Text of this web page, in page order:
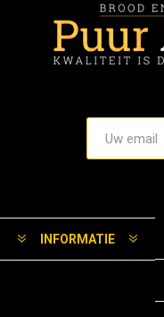
INFORMATIE